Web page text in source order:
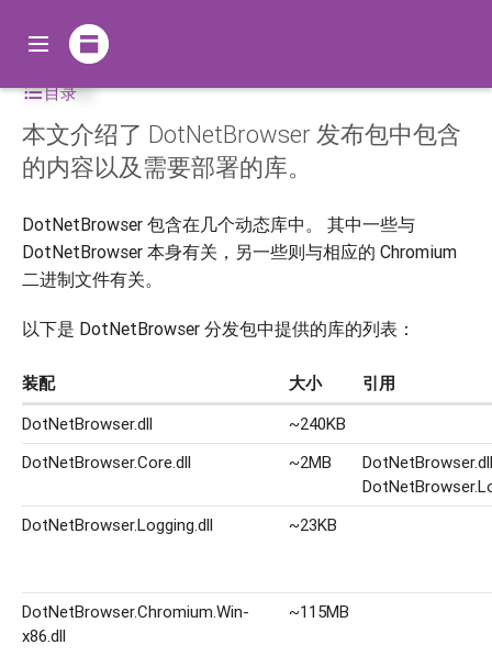
目录
部署
本文介绍了 DotNetBrowser 发布包中包含
的内容以及需要部署的库。
DotNetBrowser 包含在几个动态库中。 其中一些与
DotNetBrowser 本身有关，另一些则与相应的 Chromium
二进制文件有关。
以下是 DotNetBrowser 分发包中提供的库的列表：
装配 大小
引用
DotNetBrowser.dll
~240KB
DotNetBrowser.Core.dll
~2MB
DotNetBrowser.dll
DotNetBrowser.Logging.dll
~23KB
DotNetBrowser.Chromium.Win-
x86.dll
~115MB